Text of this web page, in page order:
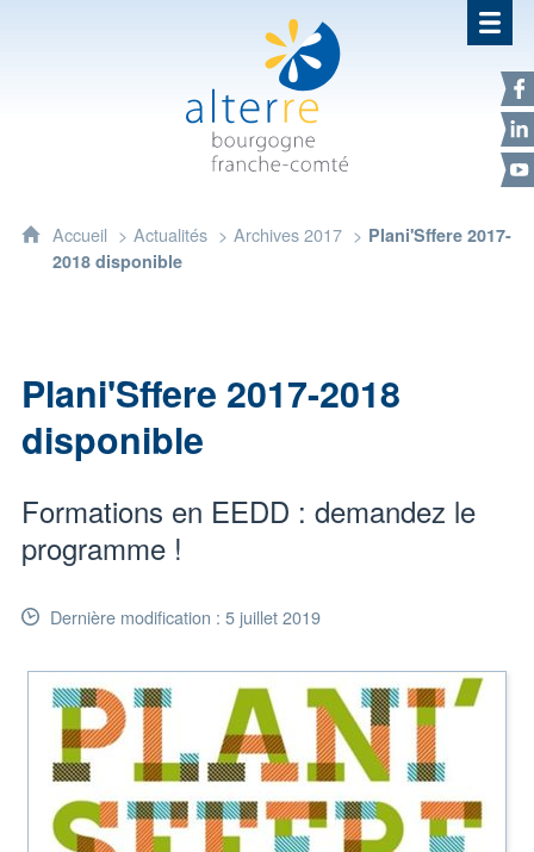
Alterre Bourgogne Franche-
Accueil Actualités Archives 2017
Plani'Sffere 2017-
2018 disponible
Plani'Sffere 2017-2018
disponible
Formations en EEDD : demandez le
programme !
Dernière modification : 5 juillet 2019